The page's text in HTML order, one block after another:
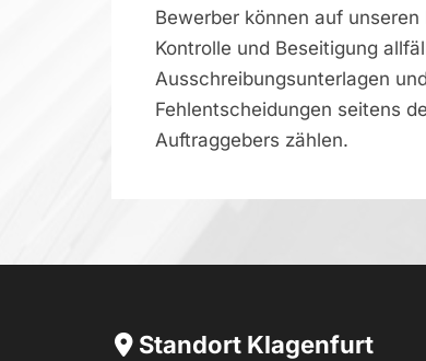
Bewerber können auf
Kontrolle und Beseitigung
Ausschreibungsunterlagen
Fehlentscheidungen seitens
Auftraggebers zählen.
 Standort Klagenfurt